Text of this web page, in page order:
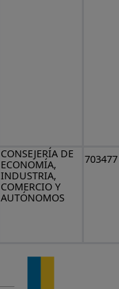
CONSEJERÍA DE
ECONOMÍA,
INDUSTRIA,
COMERCIO Y
AUTÓNOMOS
703477